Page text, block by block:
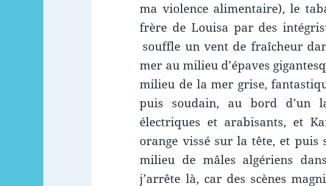
ma violence alimentaire), le
frère de Louisa par des
souffle un vent de fraîcheur
mer au milieu d’épaves
milieu de la mer grise,
puis soudain, au bord d’un
électriques et arabisants, et
orange vissé sur la tête, et puis
milieu de mâles algériens
j’arrête là, car des scènes